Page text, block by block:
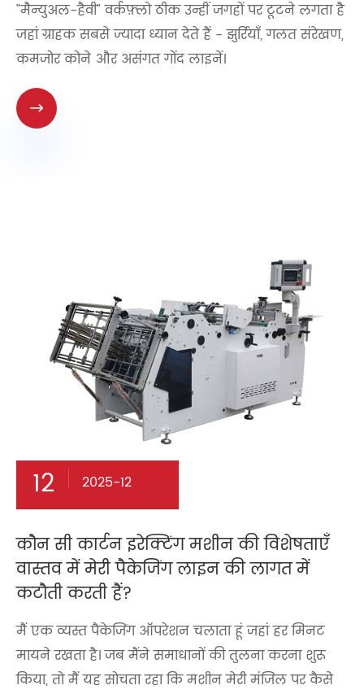
"मैन्युअल-हैवी" वर्कफ़्लो ठीक उन्हीं जगहों पर टूटने लगता है
जहां ग्राहक सबसे ज्यादा ध्यान देते हैं - झुर्रियाँ, गलत संरेखण,
कमजोर कोने और असंगत गोंद लाइनें।

12 2025-12
कौन सी कार्टन इरेक्टिंग मशीन की विशेषताएँ
वास्तव में मेरी पैकेजिंग लाइन की लागत में
कटौती करती हैं?
मैं एक व्यस्त पैकेजिंग ऑपरेशन चलाता हूं जहां हर मिनट
मायने रखता है। जब मैंने समाधानों की तुलना करना शुरू
किया, तो मैं यह सोचता रहा कि मशीन मेरी मंजिल पर कैसे